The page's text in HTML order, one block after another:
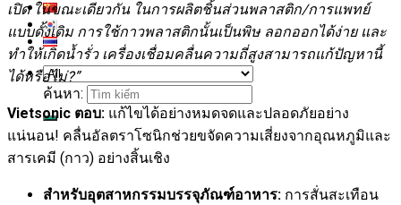
ค้นหา:
เปิด ในขณะเดียวกัน ในการผลิตชิ้นส่วนพลาสติก/การแพทย์
แบบดั้งเดิม การใช้กาวพลาสติกนั้นเป็นพิษ ลอกออกได้ง่าย และ
ทำให้เกิดน้ำรั่ว เครื่องเชื่อมคลื่นความถี่สูงสามารถแก้ปัญหานี้
ได้หรือไม่?”
Vietsonic ตอบ: แก้ไขได้อย่างหมดจดและปลอดภัยอย่าง
แน่นอน! คลื่นอัลตราโซนิกช่วยขจัดความเสี่ยงจากอุณหภูมิและ
สารเคมี (กาว) อย่างสิ้นเชิง
สำหรับอุตสาหกรรมบรรจุภัณฑ์อาหาร: การสั่นสะเทือน